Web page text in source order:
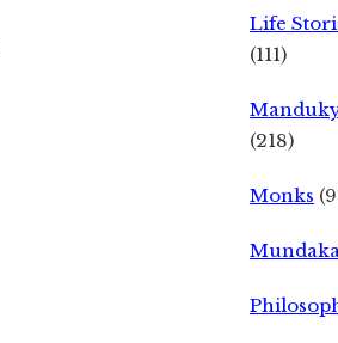
Life
(111)
(218)
Monks